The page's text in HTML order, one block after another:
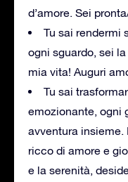
d’amore. Sei
Tu sai rendermi
ogni sguardo, sei
mia vita! Auguri
Tu sai
emozionante, ogni
avventura insieme.
ricco di amore e
e la serenità,